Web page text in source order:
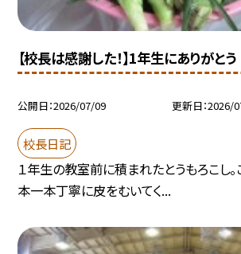
【校長は感謝した！】1年生にありがとう
公開日 2026/07/09 更新日 2026/
校長日記
１年生の教室前に積まれたとうもろこし
本一本丁寧に皮をむいてく...